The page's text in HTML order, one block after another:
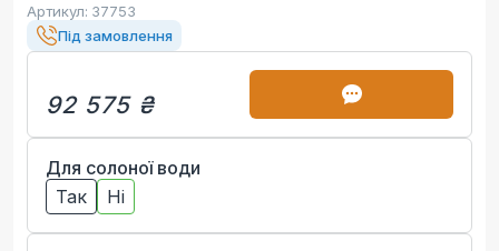
Артикул: 37753
Під замовлення
92 575 ₴
Для солоної води
Так
Ні